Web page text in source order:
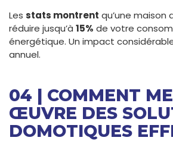
Les stats montrent qu’une
réduire jusqu’à 15% de votre
énergétique. Un impact
annuel.
04 | COMMENT
ŒUVRE DES
DOMOTIQUES